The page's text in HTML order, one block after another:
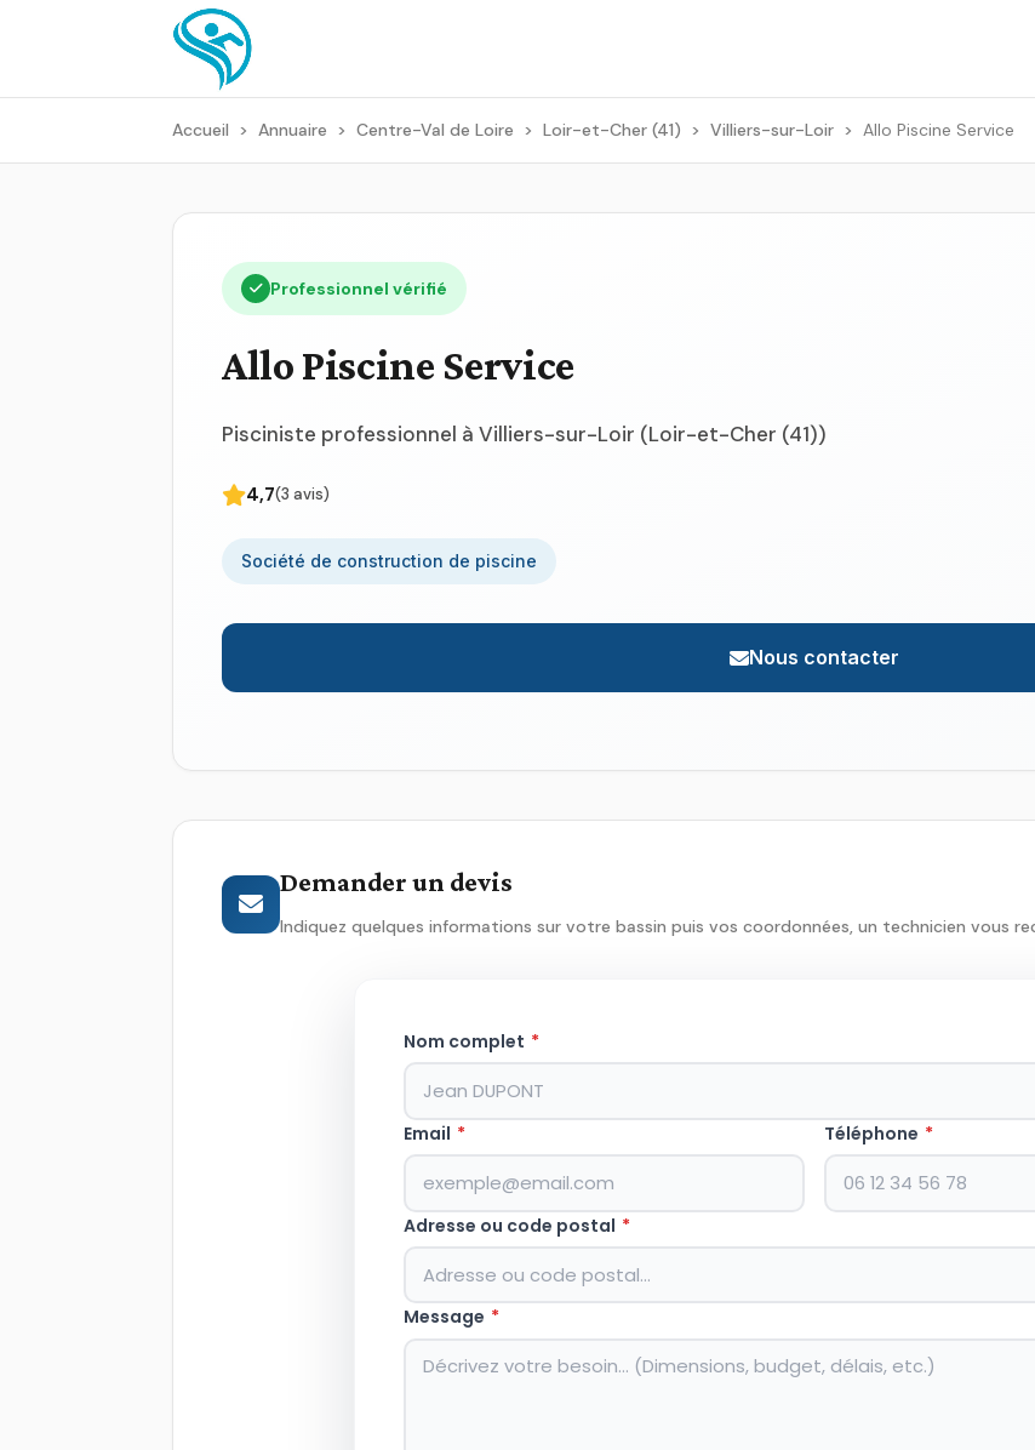
Accueil > Annuaire > Centre-Val de Loire > Loir-et-Cher (41) > Villiers-sur-Loir > Allo Piscine Service
Professionnel vérifié
Allo Piscine Service
Pisciniste professionnel à Villiers-sur-Loir (Loir-et-Cher (41))
4,7(3 avis)
Société de construction de piscine
Nous contacter
Demander un devis
Indiquez quelques informations sur votre bassin puis vos coordonnées, un technicien vous
Nom complet *
Email * Téléphone *
Adresse ou code postal *
Message *